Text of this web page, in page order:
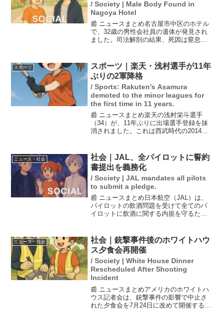
/ Society | Male Body Found in
Nagoya Hotel
📰 ニュースまとめ名古屋市中区のホテル
で、32歳の男性会社員の遺体が発見され
ました。司法解剖の結果、死因は窒息死
事件として捜査を開始しました。警察は
逃走中の犯人の行方を...
スポーツ
スポーツ｜楽天・浅村選手が11年
ぶりの2軍降格
/ Sports: Rakuten’s Asamura
demoted to the minor leagues for
the first time in 11 years.
📰 ニュースまとめ楽天の浅村栄斗選手
（34）が、11年ぶりに出場選手登録を抹
消されました。これは西武時代の2014年6
算2000安打を達成したものの、直近の6試
合では...
ニュース・社会
社会｜JAL、全パイロットに誓約
書提出を義務化
/ Society | JAL mandates all pilots
to submit a pledge.
📰 ニュースまとめ日本航空（JAL）は、
パイロットの飲酒問題を受けて全てのパ
イロットに飲酒に関する内規を守るため
り、信頼回復のためにパイロット間での
緊急討議も実施される予...
ニュース・社会
社会｜銃撃事件後のホワイトハウ
ス夕食会再開催
/ Society | White House Dinner
Rescheduled After Shooting
Incident
📰 ニュースまとめアメリカのホワイトハ
ウス記者会は、銃撃事件の影響で中止さ
れた夕食会を7月24日に改めて開催するこ